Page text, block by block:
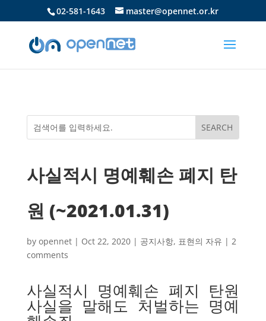
02-581-1643 master@opennet.or.kr
사실적시 명예훼손 폐지 탄
원 (~2021.01.31)
by opennet| Oct 22, 2020| 공지사항, 표현의 자유 | 2
comments
사실적시 명예훼손 폐지 탄원
사실을 말해도 처벌하는 명예